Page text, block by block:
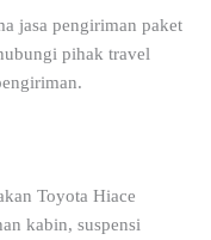
jasa pengiriman paket
pihak travel
Toyota Hiace
kabin, suspensi